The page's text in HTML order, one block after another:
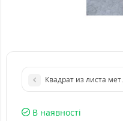
Квадрат из листа
В наявності